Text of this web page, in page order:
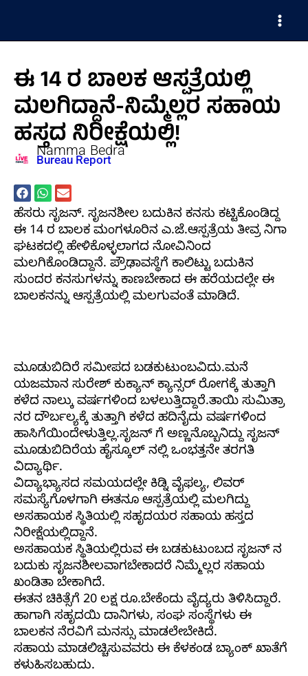
content
Main
ಈ 14 ರ ಬಾಲಕ ಆಸ್ಪತ್ರೆಯಲ್ಲಿ
ಮಲಗಿದ್ದಾನೆ-ನಿಮ್ಮೆಲ್ಲರ ಸಹಾಯ
ಹಸ್ತದ ನಿರೀಕ್ಷೆಯಲ್ಲಿ!
Namma Bedra
Bureau Report
ಹೆಸರು ಸೃಜನ್. ಸೃಜನಶೀಲ ಬದುಕಿನ ಕನಸು ಕಟ್ಟಿಕೊಂಡಿದ್ದ
ಈ 14 ರ ಬಾಲಕ ಮಂಗಳೂರಿನ ಎ.ಜೆ.ಆಸ್ಪತ್ರೆಯ ತೀವ್ರ ನಿಗಾ
ಘಟಕದಲ್ಲಿ ಹೇಳಿಕೊಳ್ಳಲಾಗದ ನೋವಿನಿಂದ
ಮಲಗಿಕೊಂಡಿದ್ದಾನೆ. ಪ್ರೌಢಾವಸ್ಥೆಗೆ ಕಾಲಿಟ್ಟು ಬದುಕಿನ
ಸುಂದರ ಕನಸುಗಳನ್ನು ಕಾಣಬೇಕಾದ ಈ ಹರೆಯದಲ್ಲೇ ಈ
ಬಾಲಕನನ್ನು ಆಸ್ಪತ್ರೆಯಲ್ಲಿ ಮಲಗುವಂತೆ ಮಾಡಿದೆ.
ಮೂಡುಬಿದಿರೆ ಸಮೀಪದ ಬಡಕುಟುಂಬವಿದು.ಮನೆ
ಯಜಮಾನ ಸುರೇಶ್ ಕುಕ್ಯಾನ್ ಕ್ಯಾನ್ಸರ್ ರೋಗಕ್ಕೆ ತುತ್ತಾಗಿ
ಕಳೆದ ನಾಲ್ಕು ವರ್ಷಗಳಿಂದ ಬಳಲುತ್ತಿದ್ದಾರೆ.ತಾಯಿ ಸುಮಿತ್ರಾ
ನರ ದೌರ್ಬಲ್ಯಕ್ಕೆ ತುತ್ತಾಗಿ ಕಳೆದ ಹದಿನೈದು ವರ್ಷಗಳಿಂದ
ಹಾಸಿಗೆಯಿಂದೇಳುತ್ತಿಲ್ಲ.ಸೃಜನ್ ಗೆ ಅಣ್ಣನೊಬ್ಬನಿದ್ದು ಸೃಜನ್
ಮೂಡುಬಿದಿರೆಯ ಹೈಸ್ಕೂಲ್ ನಲ್ಲಿ ಒಂಭತ್ತನೇ ತರಗತಿ
ವಿದ್ಯಾರ್ಥಿ.
ವಿದ್ಯಾಭ್ಯಾಸದ ಸಮಯದಲ್ಲೇ ಕಿಡ್ನಿ ವೈಫಲ್ಯ, ಲಿವರ್
ಸಮಸ್ಯೆಗೊಳಗಾಗಿ ಈತನೂ ಆಸ್ಪತ್ರೆಯಲ್ಲಿ ಮಲಗಿದ್ದು
ಅಸಹಾಯಕ ಸ್ಥಿತಿಯಲ್ಲಿ ಸಹೃದಯರ ಸಹಾಯ ಹಸ್ತದ
ನಿರೀಕ್ಷೆಯಲ್ಲಿದ್ದಾನೆ.
ಅಸಹಾಯಕ ಸ್ಥಿತಿಯಲ್ಲಿರುವ ಈ ಬಡಕುಟುಂಬದ ಸೃಜನ್ ನ
ಬದುಕು ಸೃಜನಶೀಲವಾಗಬೇಕಾದರೆ ನಿಮ್ಮೆಲ್ಲರ ಸಹಾಯ
ಖಂಡಿತಾ ಬೇಕಾಗಿದೆ.
ಈತನ ಚಿಕಿತ್ಸೆಗೆ 20 ಲಕ್ಷ ರೂ.ಬೇಕೆಂದು ವೈದ್ಯರು ತಿಳಿಸಿದ್ದಾರೆ.
ಹಾಗಾಗಿ ಸಹೃದಯಿ ದಾನಿಗಳು, ಸಂಘ ಸಂಸ್ಥೆಗಳು ಈ
ಬಾಲಕನ ನೆರವಿಗೆ ಮನಸ್ಸು ಮಾಡಲೇಬೇಕಿದೆ.
ಸಹಾಯ ಮಾಡಲಿಚ್ಚಿಸುವವರು ಈ ಕೆಳಕಂಡ ಬ್ಯಾಂಕ್ ಖಾತೆಗೆ
ಕಳುಹಿಸಬಹುದು.